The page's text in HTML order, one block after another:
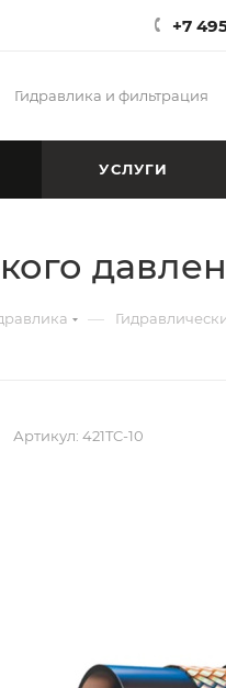
+7
Гидравлика и фильтрация
УСЛУГИ
—
Артикул: 421TC-10